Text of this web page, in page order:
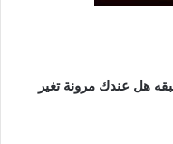
هل عندك مرونة تغير